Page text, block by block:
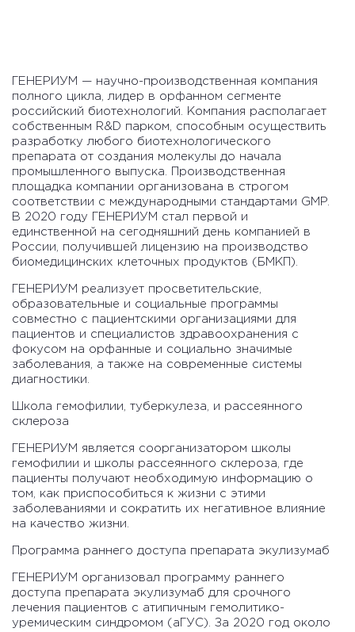
ГЕНЕРИУМ — научно-производственная компания
полного цикла, лидер в орфанном сегменте
российский биотехнологий. Компания располагает
собственным R&D парком, способным осуществить
разработку любого биотехнологического
препарата от создания молекулы до начала
промышленного выпуска. Производственная
площадка компании организована в строгом
соответствии с международными стандартами GMP.
В 2020 году ГЕНЕРИУМ стал первой и
единственной на сегодняшний день компанией в
России, получившей лицензию на производство
биомедицинских клеточных продуктов (БМКП).
ГЕНЕРИУМ реализует просветительские,
образовательные и социальные программы
совместно с пациентскими организациями для
пациентов и специалистов здравоохранения с
фокусом на орфанные и социально значимые
заболевания, а также на современные системы
диагностики.
Школа гемофилии, туберкулеза, и рассеянного
склероза
ГЕНЕРИУМ является соорганизатором школы
гемофилии и школы рассеянного склероза, где
пациенты получают необходимую информацию о
том, как приспособиться к жизни с этими
заболеваниями и сократить их негативное влияние
на качество жизни.
Программа раннего доступа препарата экулизумаб
ГЕНЕРИУМ организовал программу раннего
доступа препарата экулизумаб для срочного
лечения пациентов с атипичным гемолитико-
уремическим синдромом (аГУС). За 2020 год около